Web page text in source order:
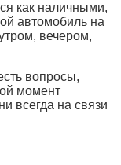
как наличными,
автомобиль на
вечером,
вопросы,
момент
всегда на связи